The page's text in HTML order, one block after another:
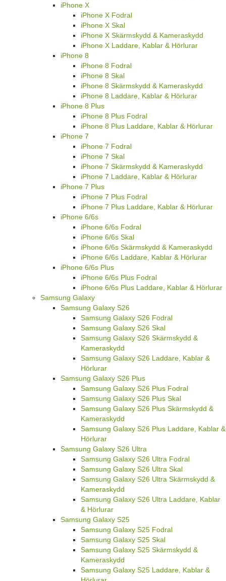
iPhone X
iPhone X Fodral
iPhone X Skal
iPhone X Skärmskydd & Kameraskydd
iPhone X Laddare, Kablar & Hörlurar
iPhone 8
iPhone 8 Fodral
iPhone 8 Skal
iPhone 8 Skärmskydd & Kameraskydd
iPhone 8 Laddare, Kablar & Hörlurar
iPhone 8 Plus
iPhone 8 Plus Fodral
iPhone 8 Plus Laddare, Kablar & Hörlurar
iPhone 7
iPhone 7 Fodral
iPhone 7 Skal
iPhone 7 Skärmskydd & Kameraskydd
iPhone 7 Laddare, Kablar & Hörlurar
iPhone 7 Plus
iPhone 7 Plus Fodral
iPhone 7 Plus Laddare, Kablar & Hörlurar
iPhone 6/6s
iPhone 6/6s Fodral
iPhone 6/6s Skal
iPhone 6/6s Skärmskydd & Kameraskydd
iPhone 6/6s Laddare, Kablar & Hörlurar
iPhone 6/6s Plus
iPhone 6/6s Plus Fodral
iPhone 6/6s Plus Laddare, Kablar & Hörlurar
Samsung Galaxy
Samsung Galaxy S26
Samsung Galaxy S26 Fodral
Samsung Galaxy S26 Skal
Samsung Galaxy S26 Skärmskydd &
Kameraskydd
Samsung Galaxy S26 Laddare, Kablar &
Hörlurar
Samsung Galaxy S26 Plus
Samsung Galaxy S26 Plus Fodral
Samsung Galaxy S26 Plus Skal
Samsung Galaxy S26 Plus Skärmskydd &
Kameraskydd
Samsung Galaxy S26 Plus Laddare, Kablar &
Hörlurar
Samsung Galaxy S26 Ultra
Samsung Galaxy S26 Ultra Fodral
Samsung Galaxy S26 Ultra Skal
Samsung Galaxy S26 Ultra Skärmskydd &
Kameraskydd
Samsung Galaxy S26 Ultra Laddare, Kablar
& Hörlurar
Samsung Galaxy S25
Samsung Galaxy S25 Fodral
Samsung Galaxy S25 Skal
Samsung Galaxy S25 Skärmskydd &
Kameraskydd
Samsung Galaxy S25 Laddare, Kablar &